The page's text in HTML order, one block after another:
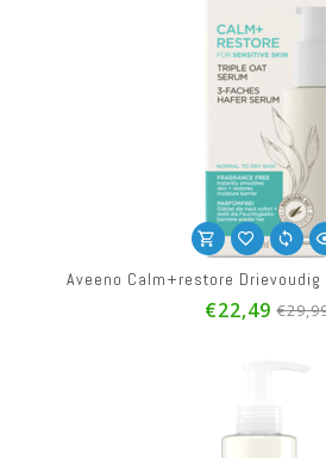
Aveeno Calm+restore Drievoudig
€22,49